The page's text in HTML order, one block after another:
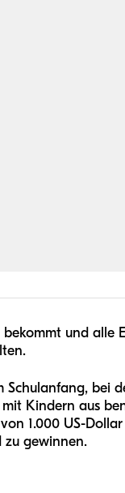
und
bei
Kindern aus
1.000 US-
zu gewinnen.